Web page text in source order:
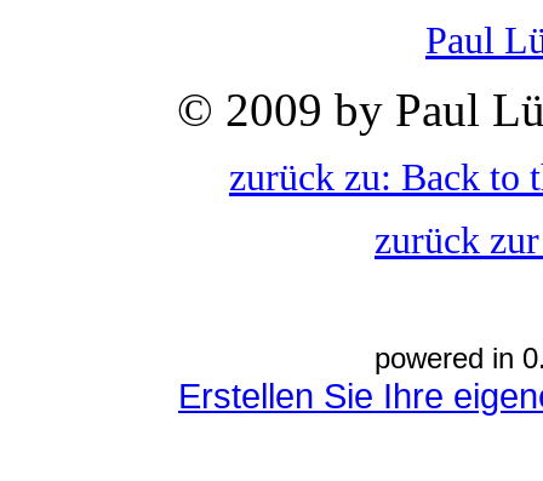
Paul
© 2009 by Paul
zurück zu: Back to
zurück
powered in
Erstellen Sie Ihre